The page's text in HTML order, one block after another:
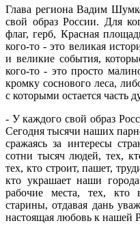
Глава региона Вадим
свой образ России. Для
флаг, герб, Красная
кого-то - это великая
и великие события,
кого-то - это просто
кромку соснового леса,
с которыми остается часть
- У каждого свой образ
Сегодня тысячи наших
сражаясь за интересы
сотни тысяч людей, тех,
тех, кто строит, пашет,
кто украшает наши
рабочие места, тех, кто
старины, отдавая дань
настоящая любовь к нашей